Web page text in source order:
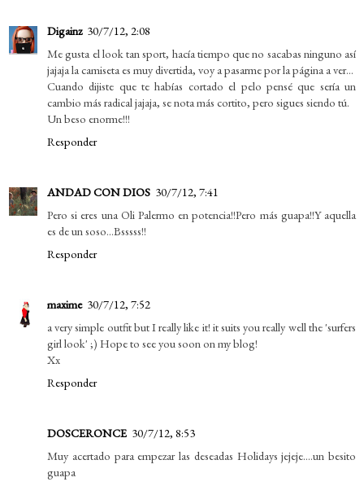
Digainz 30/7/12, 2:08
Me gusta el look tan sport, hacía tiempo que no sacabas ninguno así
jajaja la camiseta es muy divertida, voy a pasarme por la página a ver...
Cuando dijiste que te habías cortado el pelo pensé que sería un
cambio más radical jajaja, se nota más cortito, pero sigues siendo tú.
Un beso enorme!!!
Responder
ANDAD CON DIOS 30/7/12, 7:41
Pero si eres una Oli Palermo en potencia!!Pero más guapa!!Y aquella
es de un soso...Bsssss!!
Responder
maxime 30/7/12, 7:52
a very simple outfit but I really like it! it suits you really well the 'surfers
girl look' ;) Hope to see you soon on my blog!
Xx
Responder
DOSCERONCE 30/7/12, 8:53
Muy acertado para empezar las deseadas Holidays jejeje....un besito
guapa